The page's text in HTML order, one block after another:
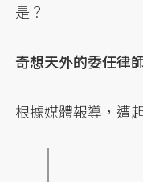
是？
奇想天外的委任律
根據媒體報導，遭